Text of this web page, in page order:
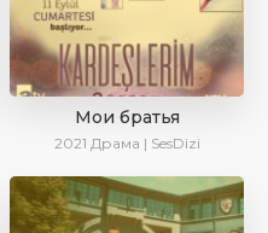
Мои братья
2021 Драма | SesDizi